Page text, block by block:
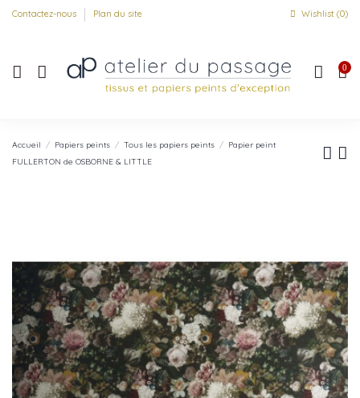
Contactez-nous Plan du site Wishlist (0)
0
Accueil Papiers peints Tous les papiers peints
Papier peint
FULLERTON de OSBORNE & LITTLE